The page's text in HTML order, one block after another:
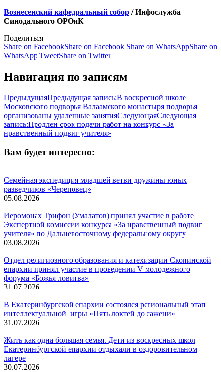
Вознесенский кафедральный собор / Инфослужба
Синодального ОРОиК
Поделиться
Share on FacebookShare on Facebook Share on WhatsAppShare on
WhatsApp TweetShare on Twitter
Навигация по записям
ПредыдущаяПредыдущая запись:В воскресной школе
Московского подворья Валаамского монастыря подворья
организованы удаленные занятияСледующаяСледующая
запись:Продлен срок подачи работ на конкурс «За
нравственный подвиг учителя»
Вам будет интересно:
Семейная экспедиция младшей ветви дружины юных
разведчиков «Череповец»
05.08.2026
Иеромонах Трифон (Умалатов) принял участие в работе
Экспертной комиссии конкурса «За нравственный подвиг
учителя» по Дальневосточному федеральному округу
03.08.2026
Отдел религиозного образования и катехизации Скопинской
епархии принял участие в проведении V молодежного
форума «Божья ловитва»
31.07.2026
В Екатеринбургской епархии состоялся региональный этап
интеллектуальной игры «Пять локтей до сажени»
31.07.2026
Жить как одна большая семья. Дети из воскресных школ
Екатеринбургской епархии отдыхали в оздоровительном
лагере
30.07.2026